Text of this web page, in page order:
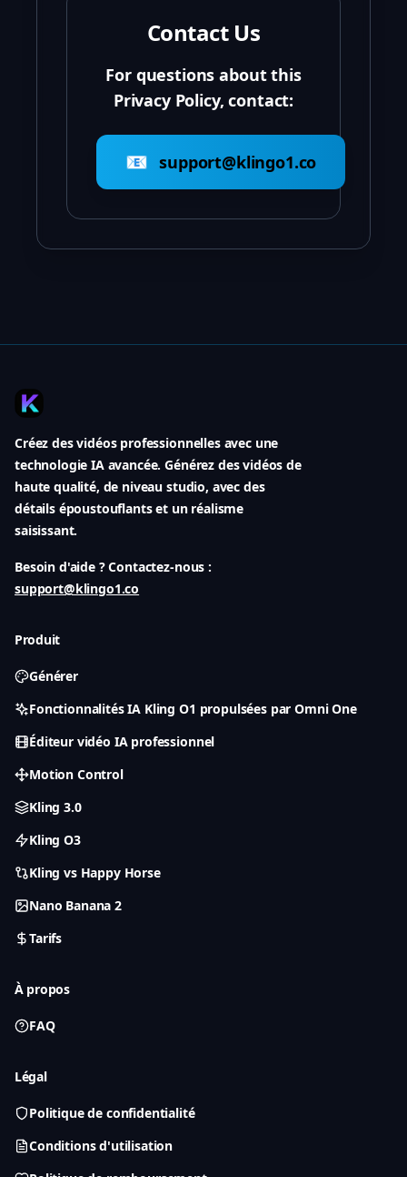
Contact Us
For questions about this
Privacy Policy, contact:
📧 support@klingo1.co
Créez des vidéos professionnelles avec une
technologie IA avancée. Générez des vidéos de
haute qualité, de niveau studio, avec des
détails époustouflants et un réalisme
saisissant.
Besoin d'aide ? Contactez-nous :
support@klingo1.co
Produit
Générer
Fonctionnalités IA Kling O1 propulsées par Omni One
Éditeur vidéo IA professionnel
Motion Control
Kling 3.0
Kling O3
Kling vs Happy Horse
Nano Banana 2
Tarifs
À propos
FAQ
Légal
Politique de confidentialité
Conditions d'utilisation